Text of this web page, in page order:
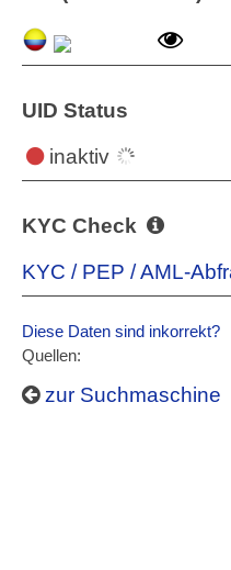
UID Status
inaktiv
KYC Check
KYC / PEP / AML-
Diese Daten sind inkorrekt?
Quellen:
zur Suchmaschine